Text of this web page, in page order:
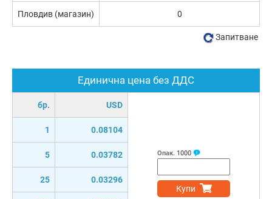
Единична цена без ДДС
бр. USD
1 0.08104
5 0.03782
25 0.03296
Опак. 1000
Купи
Пловдив (магазин) 0
Запитване